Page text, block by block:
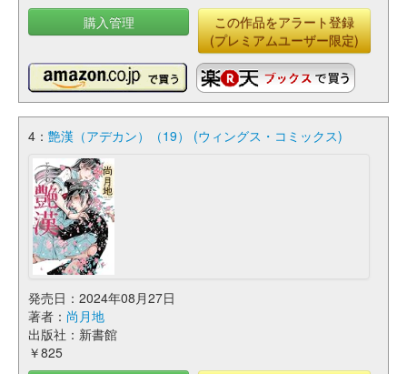
購入管理
この作品をアラート登録
(プレミアムユーザー限定)
4： 艶漢（アデカン）（19） (ウィングス・コミックス)
発売日：2024年08月27日
著者： 尚月地
出版社：新書館
￥825